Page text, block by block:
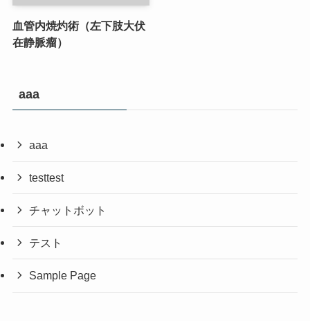
血管内焼灼術（左下肢大伏
在静脈瘤）
aaa
aaa
testtest
チャットボット
テスト
Sample Page